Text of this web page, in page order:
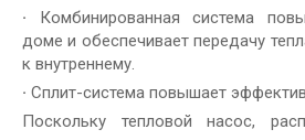
· Комбинированная система
доме и обеспечивает передачу
к внутреннему.
· Сплит-система повышает
Поскольку тепловой насос,